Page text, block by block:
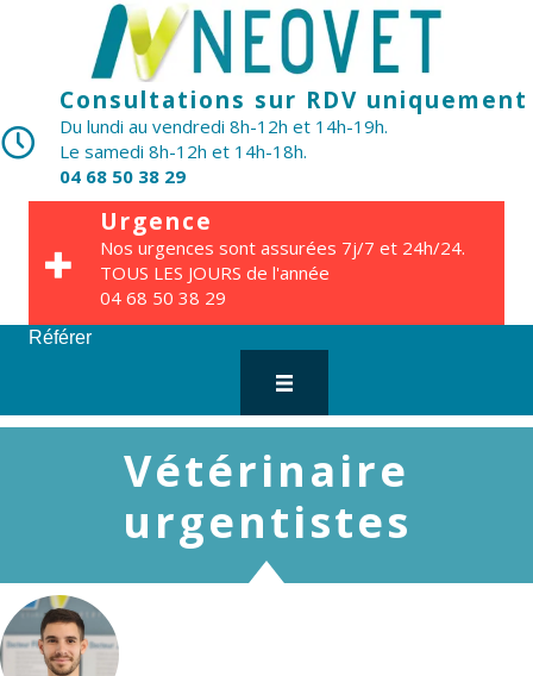
Consultations sur RDV uniquement
Du lundi au vendredi 8h-12h et 14h-19h.
Le samedi 8h-12h et 14h-18h.
04 68 50 38 29
Urgence
Nos urgences sont assurées 7j/7 et 24h/24.
TOUS LES JOURS de l'année
04 68 50 38 29
Référer
Vétérinaire
urgentistes